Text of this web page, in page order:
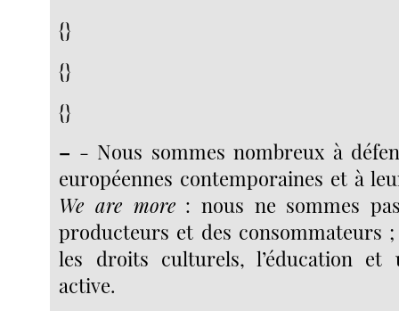
{}
{}
{}
– - Nous sommes nombreux à
européennes contemporaines et à
We are more: nous ne sommes
producteurs et des consommateurs
les droits culturels, l’éducation et
active.